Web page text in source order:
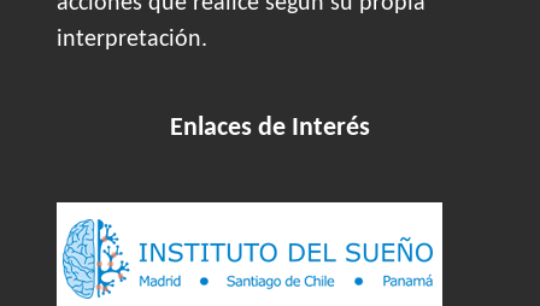
interpretación.
Enlaces de Interés